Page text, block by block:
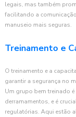
legais, mas também
facilitando a
manuseio mais seguras.
Treinamento e
O treinamento e a
garantir a segurança no
Um grupo bem treinado
derramamentos, e é
regulatórias. Aqui estão